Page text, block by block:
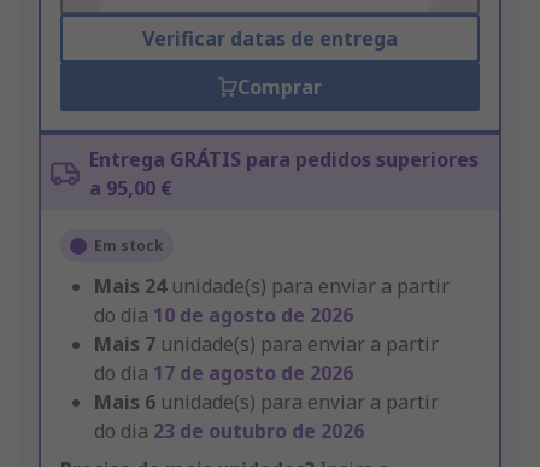
Verificar datas de entrega
Comprar
Entrega GRÁTIS para pedidos superiores
a 95,00 €
Em stock
Mais 24 unidade(s) para enviar a partir
do dia 10 de agosto de 2026
Mais 7 unidade(s) para enviar a partir
do dia 17 de agosto de 2026
Mais 6 unidade(s) para enviar a partir
do dia 23 de outubro de 2026